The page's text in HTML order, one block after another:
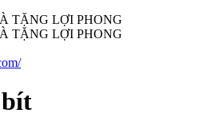
TẶNG LỢI PHONG
TẶNG LỢI PHONG